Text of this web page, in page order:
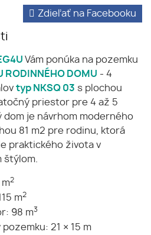
Zdieľať na Facebooku
Vám ponúka na pozemku
RODINNÉHO DOMU - 4
typ NKSQ 03 s plochou
priestor pre 4 až 5
dom je návrhom moderného
81 m2 pre rodinu, ktorá
praktického života v
štýlom.
m2
m2
98 m3
21 × 15 m